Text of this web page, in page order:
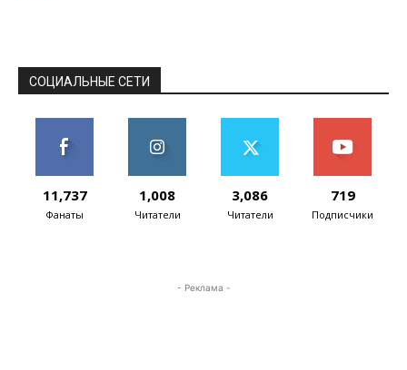
СОЦИАЛЬНЫЕ СЕТИ
11,737
Фанаты
1,008
Читатели
3,086
Читатели
719
Подписчики
- Реклама -